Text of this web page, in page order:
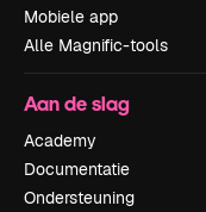
Mobiele app
Alle Magnific-tools
Aan de slag
Academy
Documentatie
Ondersteuning